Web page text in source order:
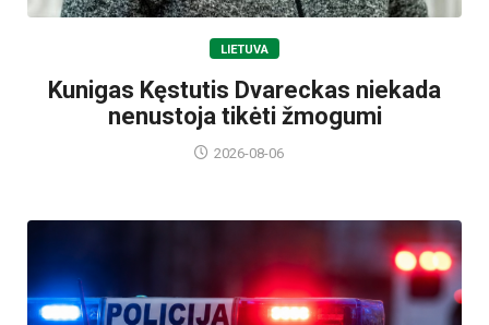
LIETUVA
Kunigas Kęstutis Dvareckas niekada
nenustoja tikėti žmogumi
2026-08-06